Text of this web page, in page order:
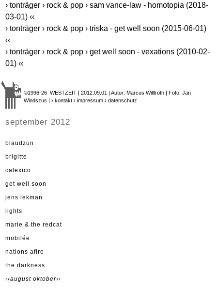
› tonträger › rock & pop › sam vance-law - homotopia (2018-
03-01) ‹‹
› tonträger › rock & pop › triska - get well soon (2015-06-01)
‹‹
› tonträger › rock & pop › get well soon - vexations (2010-02-
01) ‹‹
©1996-26 WESTZEIT | 2012.09.01 | Autor: Marcus Willfroth | Foto: Jan
Windszus |› kontakt › impressum › datenschutz
september 2012
blaudzun
brigitte
calexico
get well soon
jens lekman
lights
marie & the redcat
mobilée
nations afire
the darkness
‹‹august oktober››